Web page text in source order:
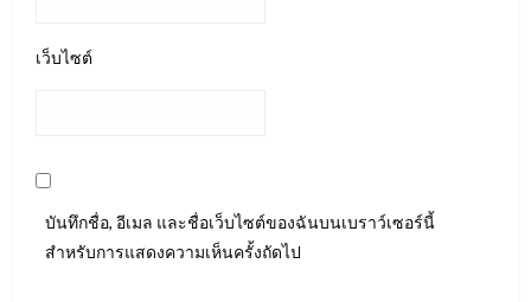
เว็บไซต์
บันทึกชื่อ, อีเมล และชื่อเว็บไซต์ของฉันบนเบราว์เซอร์นี้
สำหรับการแสดงความเห็นครั้งถัดไป